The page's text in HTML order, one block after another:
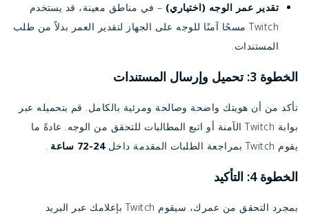
تقدير عمر الوجه (اختياري) – في مناطق معينة، قد يستخدم
Twitch مسحًا آمنًا للوجه على الجهاز لتقدير العمر بدلاً من طلب
المستندات.
الخطوة 3: تحميل وإرسال المستندات
تأكد من أن هويتك واضحة وصالحة ومرئية بالكامل. قم بتحميله عبر
بوابة Twitch الآمنة أو اتبع المطالبات للتحقق من الوجه. عادةً ما
يقوم Twitch بمراجعة الطلبات المقدمة داخل
24-72 ساعة .
الخطوة 4: التأكيد
بمجرد التحقق من عمرك، سيقوم Twitch بإعلامك عبر البريد